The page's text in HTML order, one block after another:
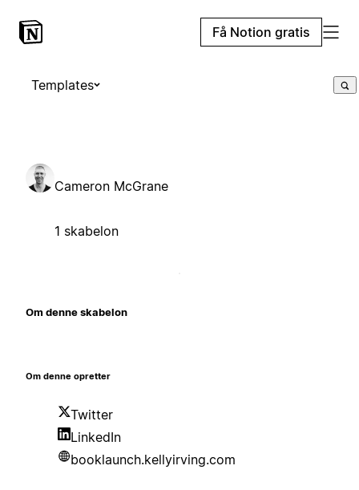
Få Notion gratis
Templates
Cameron McGrane
1 skabelon
Om denne skabelon
Om denne opretter
Twitter
LinkedIn
booklaunch.kellyirving.com